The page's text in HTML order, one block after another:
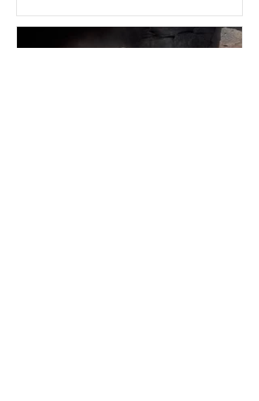
Μόργκαν – «Τα όνειρα
όντως γίνονται